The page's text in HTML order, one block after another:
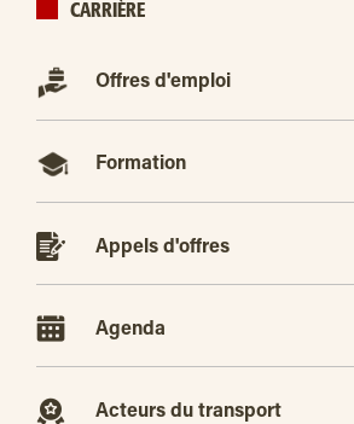
CARRIÈRE
Offres d'emploi
Formation
Appels d'offres
Agenda
Acteurs du transport